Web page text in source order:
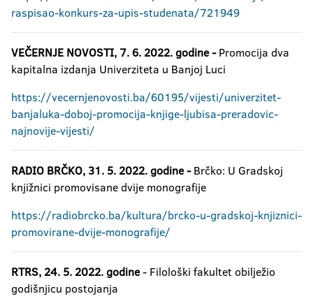
raspisao-konkurs-za-upis-studenata/721949
VEČERNJE NOVOSTI, 7. 6. 2022. godine-Promocija dva
kapitalna izdanja Univerziteta u Banjoj Luci
https://vecernjenovosti.ba/60195/vijesti/univerzitet-
banjaluka-doboj-promocija-knjige-ljubisa-preradovic-
najnovije-vijesti/
RADIO BRČKO,31. 5. 2022. godine -Brčko: U Gradskoj
knjižnici promovisane dvije monografije
https://radiobrcko.ba/kultura/brcko-u-gradskoj-knjiznici-
promovirane-dvije-monografije/
RTRS, 24. 5. 2022. godine- Filološki fakultet obilježio
godišnjicu postojanja